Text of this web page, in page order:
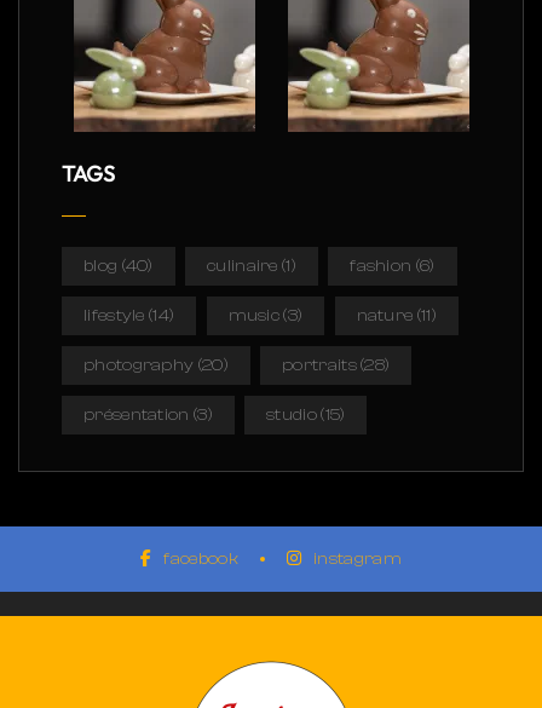
TAGS
blog (40) culinaire (1) fashion (6)
lifestyle (14) music(3) nature (11)
photography (20) portraits(28)
présentation (3) studio(15)
facebook instagram